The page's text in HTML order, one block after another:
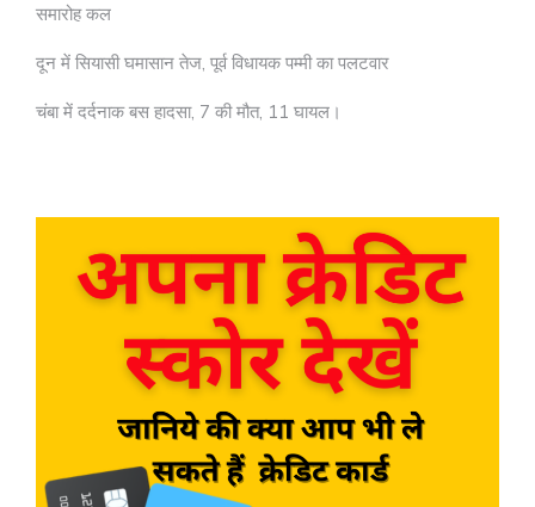
समारोह कल
दून में सियासी घमासान तेज, पूर्व विधायक पम्मी का पलटवार
चंबा में दर्दनाक बस हादसा, 7 की मौत, 11 घायल।